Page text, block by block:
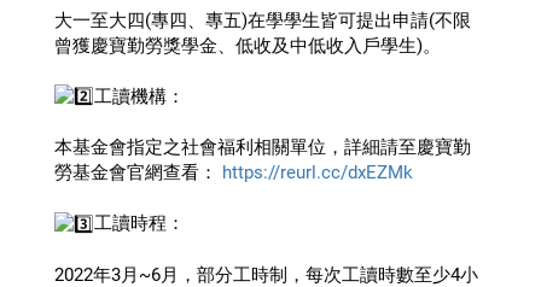
大一至大四(專四、專五)在學學生皆可提出申請(不限
曾獲慶寶勤勞獎學金、低收及中低收入戶學生)。
️工讀機構：
本基金會指定之社會福利相關單位，詳細請至慶寶勤
勞基金會官網查看：
https://reurl.cc/dxEZMk
️工讀時程：
2022年3月~6月，部分工時制，每次工讀時數至少4小